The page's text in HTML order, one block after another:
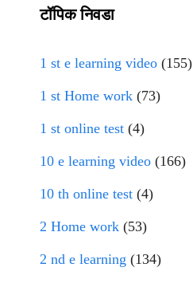
टॉपिक निवडा
1 st e learning video (155)
1 st Home work (73)
1 st online test (4)
10 e learning video (166)
10 th online test (4)
2 Home work (53)
2 nd e learning (134)